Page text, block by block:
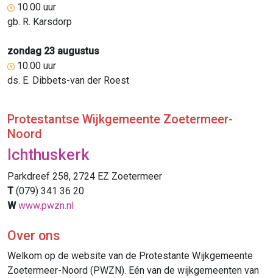
10.00 uur
gb. R. Karsdorp
zondag 23 augustus
10.00 uur
ds. E. Dibbets-van der Roest
Protestantse Wijkgemeente Zoetermeer-
Noord
Ichthuskerk
Parkdreef 258, 2724 EZ Zoetermeer
T(079) 341 36 20
W www.pwzn.nl
Over ons
Welkom op de website van de Protestante Wijkgemeente
Zoetermeer-Noord (PWZN). Eén van de wijkgemeenten van